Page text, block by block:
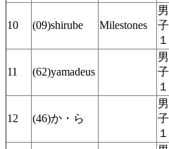
10 (09)shirube Milestones
男
子
１
11 (62)yamadeus
男
子
１
12 (46)か・ら
男
子
１